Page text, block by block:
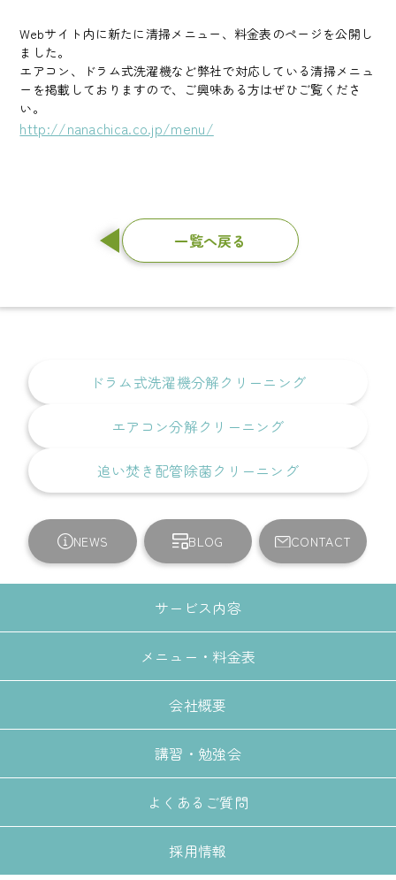
Webサイト内に新たに清掃メニュー、料金表のページを公開し
ました。
エアコン、ドラム式洗濯機など弊社で対応している清掃メニュ
ーを掲載しておりますので、ご興味ある方はぜひご覧くださ
い。
http://nanachica.co.jp/menu/
一覧へ戻る
ドラム式洗濯機分解クリーニング
エアコン分解クリーニング
追い焚き配管除菌クリーニング
NEWS BLOG CONTACT
サービス内容
メニュー・料金表
会社概要
講習・勉強会
よくあるご質問
採用情報